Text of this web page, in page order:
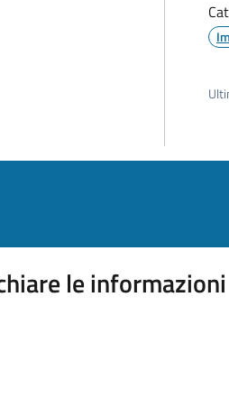
le